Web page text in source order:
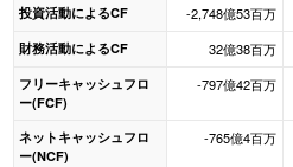
投資活動によるCF -2,748億53百万
財務活動によるCF 32億38百万
フリーキャッシュフロ
ー(FCF)
-797億42百万
ネットキャッシュフロ
ー(NCF)
-765億4百万